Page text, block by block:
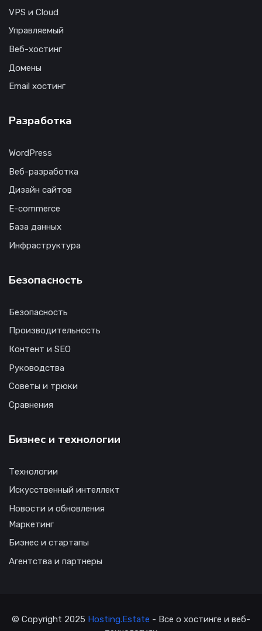
VPS и Cloud
Управляемый
Веб-хостинг
Домены
Email хостинг
Разработка
WordPress
Веб-разработка
Дизайн сайтов
E-commerce
База данных
Инфраструктура
Безопасность
Безопасность
Производительность
Контент и SEO
Руководства
Советы и трюки
Сравнения
Бизнес и технологии
Технологии
Искусственный интеллект
Новости и обновления
Маркетинг
Бизнес и стартапы
Агентства и партнеры
© Copyright 2025 Hosting.Estate - Все о хостинге и веб-